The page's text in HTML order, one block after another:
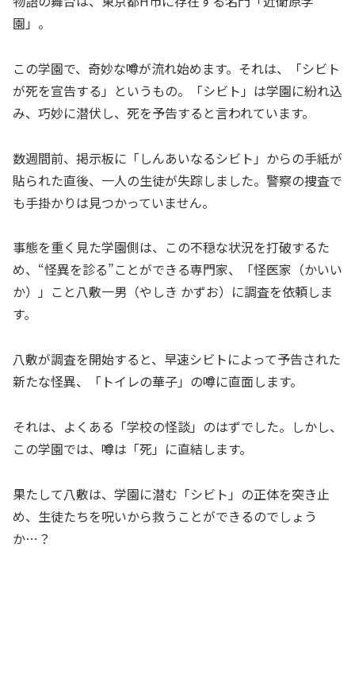
園」。
この学園で、奇妙な噂が流れ始めます。それは、「シビト
が死を宣告する」というもの。「シビト」は学園に紛れ込
み、巧妙に潜伏し、死を予告すると言われています。
数週間前、掲示板に「しんあいなるシビト」からの手紙が
貼られた直後、一人の生徒が失踪しました。警察の捜査で
も手掛かりは見つかっていません。
事態を重く見た学園側は、この不穏な状況を打破するた
め、“怪異を診る”ことができる専門家、「怪医家（かいい
か）」こと八敷一男（やしき かずお）に調査を依頼しま
す。
八敷が調査を開始すると、早速シビトによって予告された
新たな怪異、「トイレの華子」の噂に直面します。
それは、よくある「学校の怪談」のはずでした。しかし、
この学園では、噂は「死」に直結します。
果たして八敷は、学園に潜む「シビト」の正体を突き止
め、生徒たちを呪いから救うことができるのでしょう
か…？